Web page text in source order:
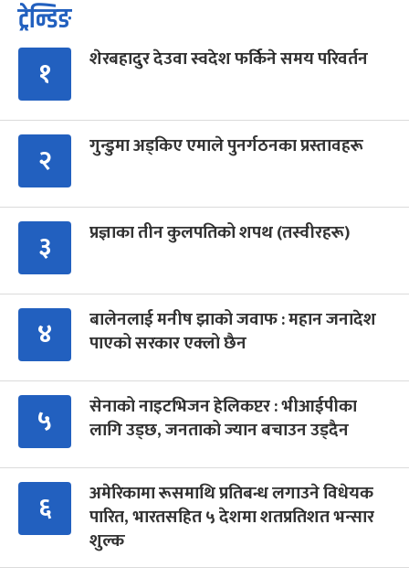
ट्रेन्डिङ
१ शेरबहादुर देउवा स्वदेश फर्किने समय परिवर्तन
२ गुन्डुमा अड्किए एमाले पुनर्गठनका प्रस्तावहरू
३ प्रज्ञाका तीन कुलपतिको शपथ (तस्वीरहरू)
४
बालेनलाई मनीष झाको जवाफ : महान जनादेश
पाएको सरकार एक्लो छैन
५
सेनाको नाइटभिजन हेलिकप्टर : भीआईपीका
लागि उड्छ, जनताको ज्यान बचाउन उड्दैन
६
अमेरिकामा रूसमाथि प्रतिबन्ध लगाउने विधेयक
पारित, भारतसहित ५ देशमा शतप्रतिशत भन्सार
शुल्क